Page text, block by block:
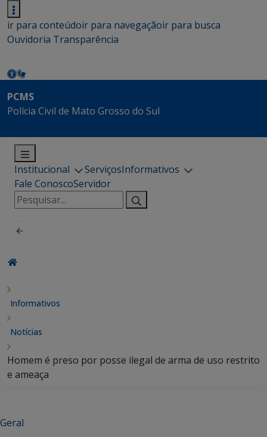
ir para conteúdoir para navegaçãoir para busca
Ouvidoria Transparência
PCMS
Polícia Civil de Mato Grosso do Sul
Institucional ServiçosInformativos
Fale ConoscoServidor
Pesquisar
por:
Informativos
Notícias
Homem é preso por posse ilegal de arma de uso restrito
e ameaça
Geral